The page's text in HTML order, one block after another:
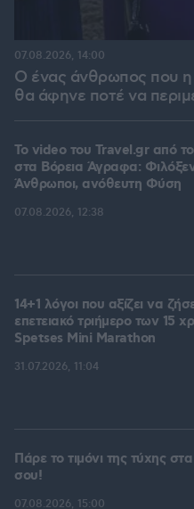
Ο ένας άνθρωπος που η
θα άφηνε ποτέ να
07.08.2026, 14:00
To video του Travel.gr από το
στα Βόρεια Άγραφα:
Άνθρωποι, ανόθευτη Φύση
07.08.2026, 12:38
14+1 λόγοι που αξίζει να
επετειακό τριήμερο των 15
Spetses Mini Marathon
31.07.2026, 11:04
Πάρε το τιμόνι της τύχης
σου!
07.08.2026, 15:00